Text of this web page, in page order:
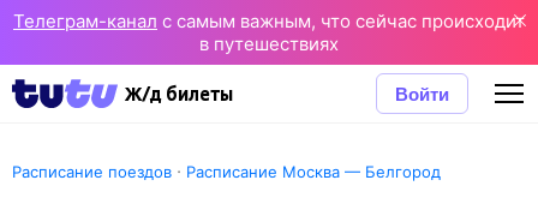
Телеграм-канал с самым важным, что сейчас происходит
в путешествиях
Ж/д билеты Войти
Расписание поездов · Расписание Москва — Белгород